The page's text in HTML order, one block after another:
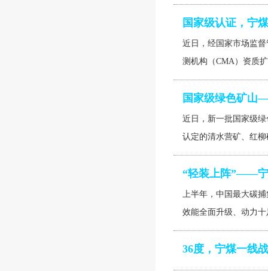
国家级认证，宁
近日，经国家市场监
测机构（CMA）资质
国家级绿色矿山
近日，新一批国家级
认定的清水营矿、红
“轻装上阵”——宁
上半年，中国最大碳
效能全面升级、动力
36度，宁煤一线